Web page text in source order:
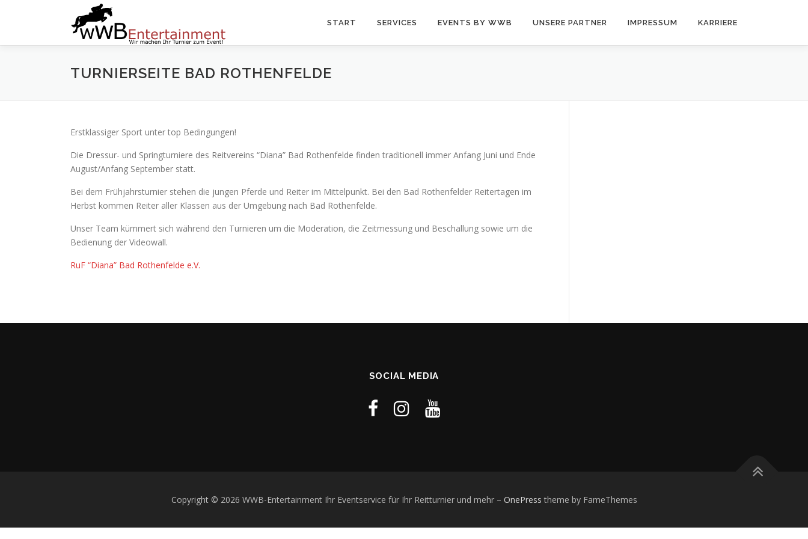
START SERVICES EVENTS BY WWB UNSERE PARTNER IMPRESSUM KARRIERE
TURNIERSEITE BAD ROTHENFELDE
Erstklassiger Sport unter top Bedingungen!
Die Dressur- und Springturniere des Reitvereins “Diana” Bad Rothenfelde finden traditionell immer Anfang Juni und Ende
August/Anfang September statt.
Bei dem Frühjahrsturnier stehen die jungen Pferde und Reiter im Mittelpunkt. Bei den Bad Rothenfelder Reitertagen im
Herbst kommen Reiter aller Klassen aus der Umgebung nach Bad Rothenfelde.
Unser Team kümmert sich während den Turnieren um die Moderation, die Zeitmessung und Beschallung sowie um die
Bedienung der Videowall.
RuF “Diana” Bad Rothenfelde e.V.
SOCIAL MEDIA
Copyright © 2026 WWB-Entertainment Ihr Eventservice für Ihr Reitturnier und mehr– OnePress theme by FameThemes